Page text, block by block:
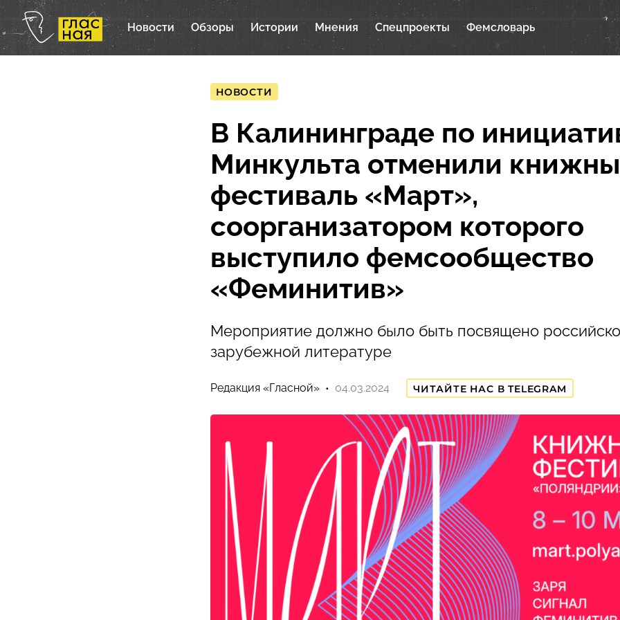
Новости Обзоры Истории Мнения Спецпроекты Фемсловарь
НОВОСТИ
В Калининграде по
Минкульта отменили
фестиваль «Март»,
соорганизатором которого
выступило фемсообщество
«Феминитив»
Мероприятие должно было быть посвящено
зарубежной литературе
Редакция «Гласной» 04.03.2024 ЧИТАЙТЕ НАС В TELEGRAM